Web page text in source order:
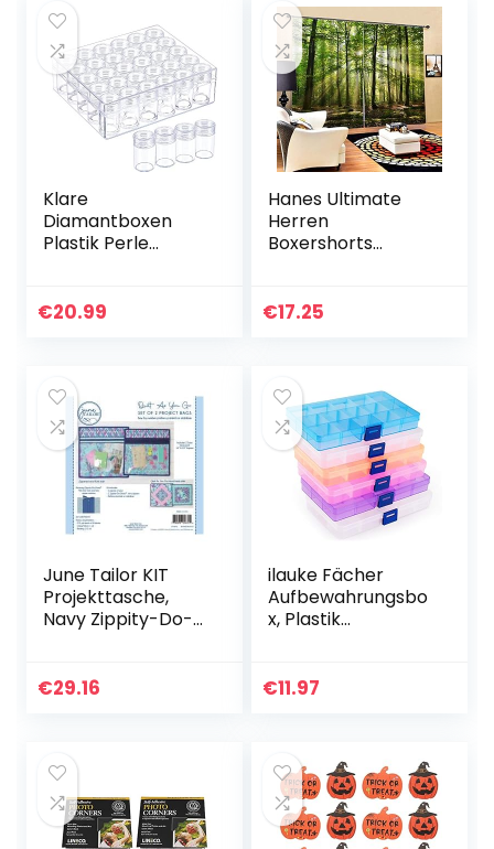
Klare
Diamantboxen
Plastik Perle
Vorratsgläser
€20.99
Hanes Ultimate
Herren
Boxershorts
€17.25
June Tailor KIT
Projekttasche,
Navy Zippity-Do-
€29.16
ilauke Fächer
Aufbewahrungsbo
x, Plastik
Sortierbox
€11.97